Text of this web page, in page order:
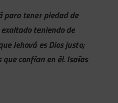
para tener piedad de
teniendo de
Jehová es Dios justo;
confían en él. Isaías